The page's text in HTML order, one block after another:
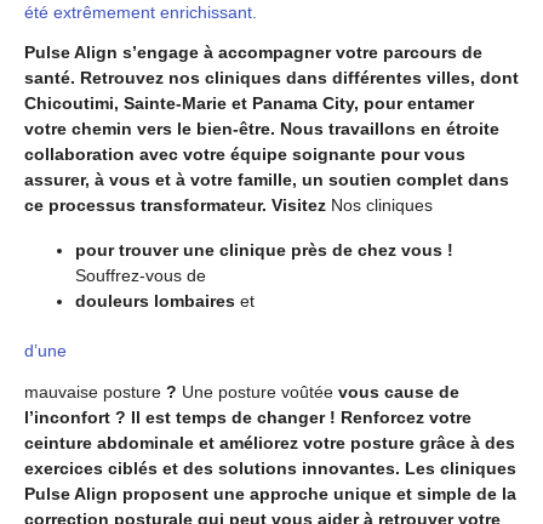
été extrêmement enrichissant.
Pulse Align s’engage à accompagner votre parcours de
santé. Retrouvez nos cliniques dans différentes villes, dont
Chicoutimi, Sainte-Marie et Panama City, pour entamer
votre chemin vers le bien-être. Nous travaillons en étroite
collaboration avec votre équipe soignante pour vous
assurer, à vous et à votre famille, un soutien complet dans
ce processus transformateur. Visitez Nos cliniques
pour trouver une clinique près de chez vous !
Souffrez-vous de
douleurs lombaires et
d’une
mauvaise posture ? Une posture voûtée vous cause de
l’inconfort ? Il est temps de changer ! Renforcez votre
ceinture abdominale et améliorez votre posture grâce à des
exercices ciblés et des solutions innovantes. Les cliniques
Pulse Align proposent une approche unique et simple de la
correction posturale qui peut vous aider à retrouver votre